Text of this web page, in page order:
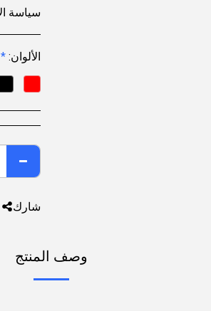
سياسة
الألوان: *
شارك
وصف المنتج